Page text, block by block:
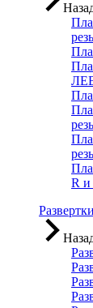
R
Развертки